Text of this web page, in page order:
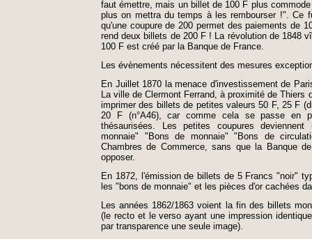
faut émettre, mais un billet de 100 F plus
plus on mettra du temps à les rembourser !". Ce
qu'une coupure de 200 permet des paiements de
rend deux billets de 200 F ! La révolution de 1848
100 F est créé par la Banque de France.
Les évènements nécessitent des mesures
En Juillet 1870 la menace d'investissement de
La ville de Clermont Ferrand, à proximité de
imprimer des billets de petites valeurs 50 F, 25 F
20 F (n°A46), car comme cela se passe en
thésaurisées. Les petites coupures
monnaie" "Bons de monnaie" "Bons de
Chambres de Commerce, sans que la Banque
opposer.
En 1872, l'émission de billets de 5 Francs "noir"
les "bons de monnaie" et les pièces d'or cachées
Les années 1862/1863 voient la fin des billets
(le recto et le verso ayant une impression
par transparence une seule image).